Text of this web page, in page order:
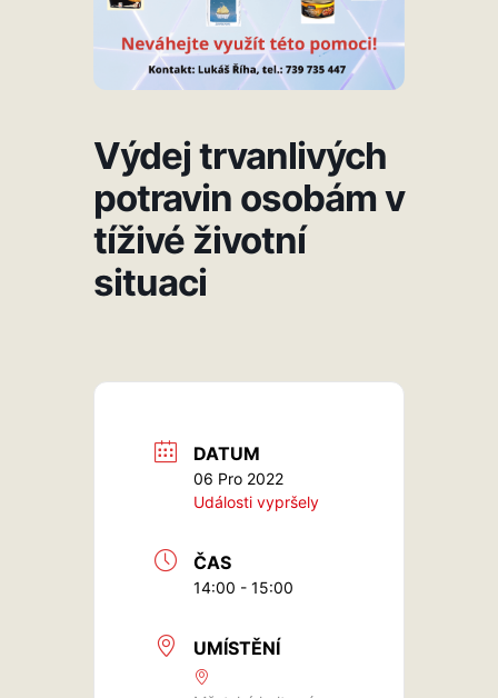
Výdej trvanlivých
potravin osobám v
tíživé životní
situaci
DATUM
06 Pro 2022
Události vypršely
ČAS
14:00 - 15:00
UMÍSTĚNÍ